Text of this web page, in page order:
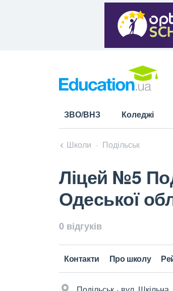
ЗВО/ВНЗ Коледжі
Школи Подільськ
Ліцей №5
Одеської
0 відгуків
Контакти Про школу